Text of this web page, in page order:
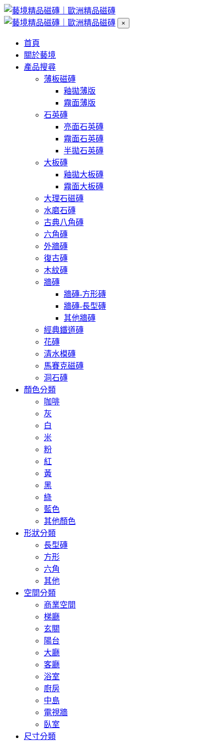
×
首頁
關於藝境
產品搜尋
薄板磁磚
釉拋薄版
霧面薄版
石英磚
亮面石英磚
霧面石英磚
半拋石英磚
大板磚
釉拋大板磚
霧面大板磚
大理石磁磚
水磨石磚
古典八角磚
六角磚
外牆磚
復古磚
木紋磚
牆磚
牆磚-方形磚
牆磚-長型磚
其他牆磚
經典鐵道磚
花磚
清水模磚
馬賽克磁磚
洞石磚
顏色分類
咖啡
灰
白
米
粉
紅
黃
黑
綠
藍色
其他顏色
形狀分類
長型磚
方形
六角
其他
空間分類
商業空間
梯廳
玄關
陽台
大廳
客廳
浴室
廚房
中島
電視牆
臥室
尺寸分類